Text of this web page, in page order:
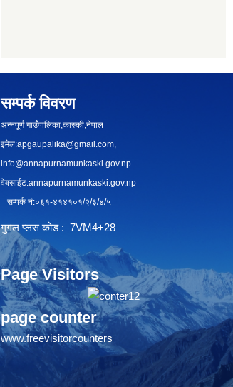
सम्पर्क विवरण
अन्नपूर्ण गाउँपालिका,कास्की,नेपाल
इमेल:apgaupalika@gmail.com
info@annapurnamunkaski.gov.np
वेबसाईट:annapurnamunkaski.gov.np
सम्पर्क नं:०६१-४१४१०१/२/३/४/५
गुगल प्लस कोड : 7VM4+28
Page Visitors
page counter
www.freevisitorcounters